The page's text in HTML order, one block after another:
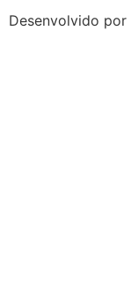
Desenvolvido por